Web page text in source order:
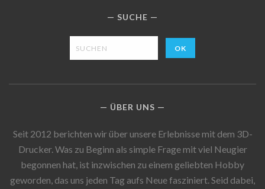
SUCHE
ÜBER UNS
Seit 2012 berichten wir über unsere Erlebnisse mit dem 3D-
Drucker. Was zu Beginn als simple Frage mit viel Neugier
begonnen hat, ist inzwischen zu einem geliebten Hobby
geworden, das uns jeden Tag aufs Neue fasziniert. Seid dabei,